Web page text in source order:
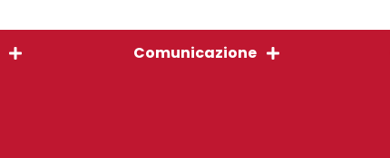
Comunicazione